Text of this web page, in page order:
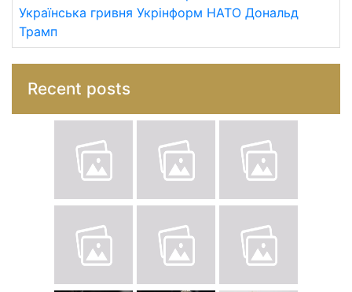
Українська гривня Укрінформ НАТО Дональд
Трамп
Recent posts